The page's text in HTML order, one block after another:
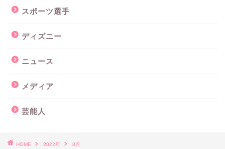
スポーツ選手
ディズニー
ニュース
メディア
芸能人
HOME 2022年 8月